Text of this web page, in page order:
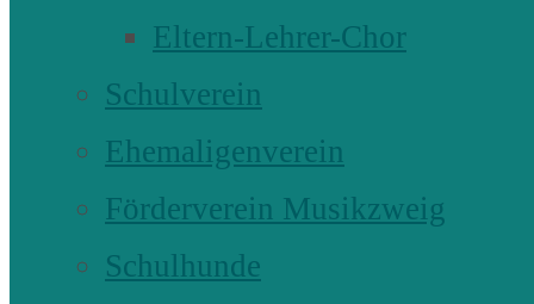
Eltern-Lehrer-Chor
Schulverein
Ehemaligenverein
Förderverein Musikzweig
Schulhunde